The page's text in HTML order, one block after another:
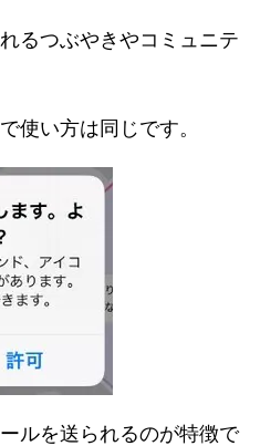
るつぶやきやコミュニテ
使い方は同じです。
ルを送られるのが特徴で